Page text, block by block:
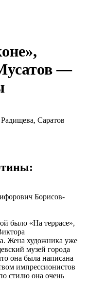
—
Саратов
Борисов-
было «На террасе»,
Жена художника уже
музей города
она была написана
импрессионистов
стилю она очень